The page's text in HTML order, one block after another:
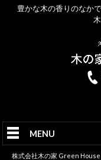
豊かな木の香りのなか
MENU
株式会社木の家 Green House